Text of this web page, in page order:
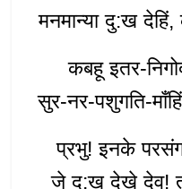
मनमान्या दु:ख
कबहू इतर-
सुर-नर-पशुगति-
प्रभु! इनके
जे दु:ख देखे देव!